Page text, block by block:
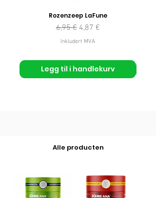
Rozenzeep LaFune
Vanlig pris
6,95 € Salgspris
4,87 €
Inkludert MVA
Legg til i handlekurv
Alle producten